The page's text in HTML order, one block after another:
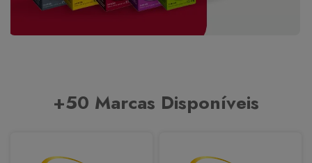
+50 Marcas Disponíveis